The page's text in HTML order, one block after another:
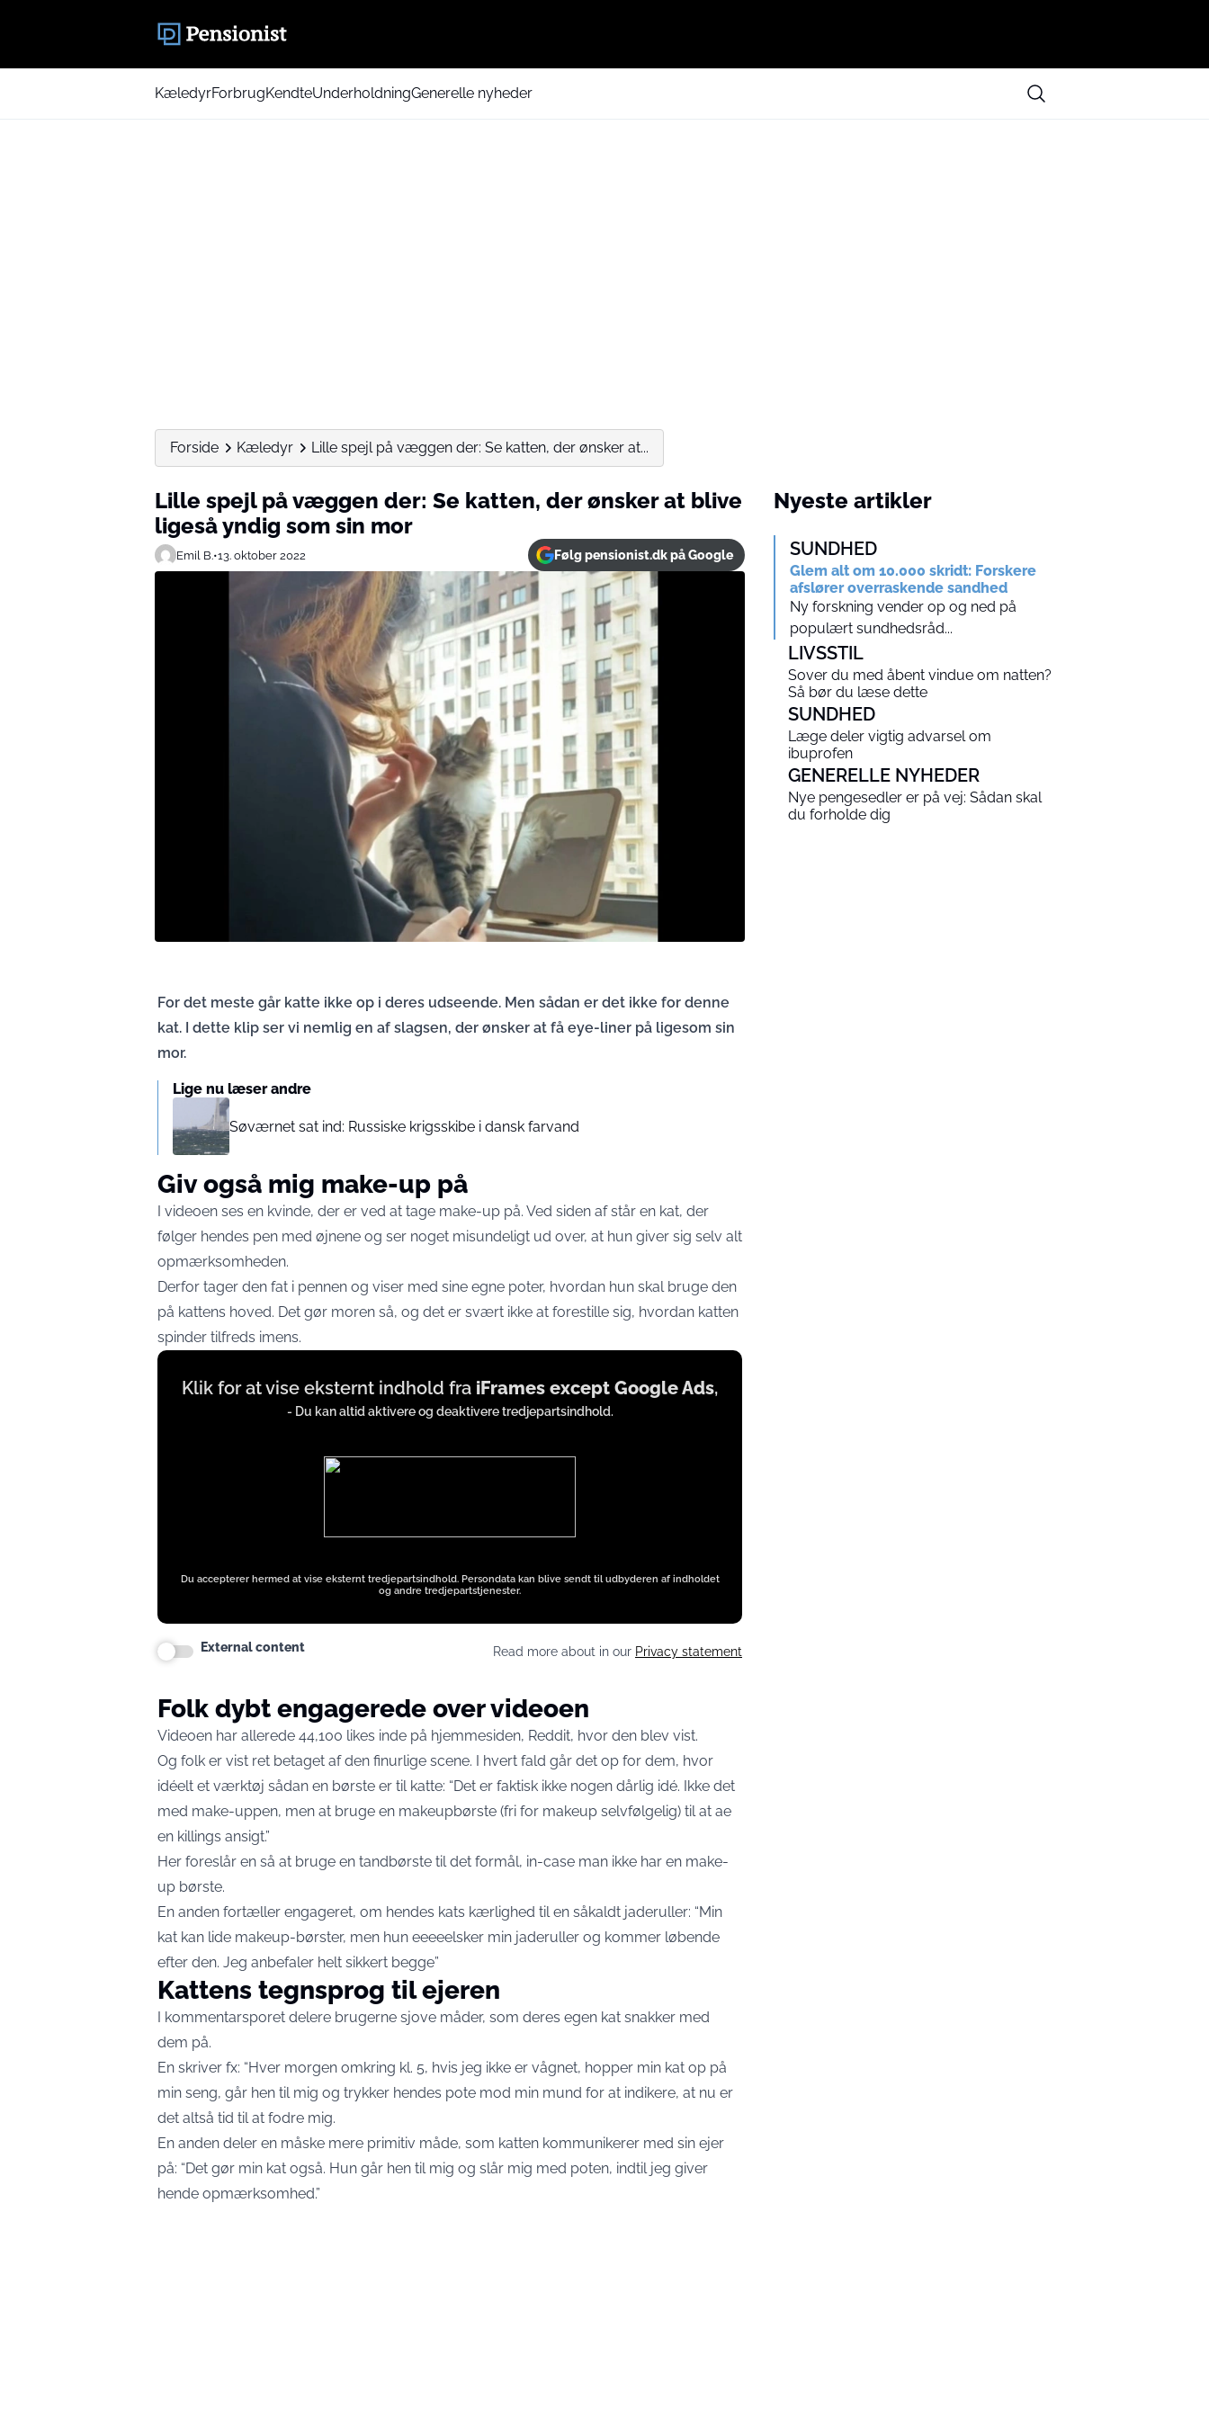
KæledyrForbrugKendteUnderholdningGenerelle nyheder
Forside Kæledyr Lille spejl på væggen der: Se katten, der ønsker at...
Lille spejl på væggen der: Se katten, der ønsker at blive
ligeså yndig som sin mor
Emil B.•13. oktober 2022 Følg pensionist.dk på Google
For det meste går katte ikke op i deres udseende. Men sådan er det ikke for denne
kat. I dette klip ser vi nemlig en af slagsen, der ønsker at få eye-liner på ligesom sin
mor.
Lige nu læser andre
Søværnet sat ind: Russiske krigsskibe i dansk farvand
Giv også mig make-up på
I videoen ses en kvinde, der er ved at tage make-up på. Ved siden af står en kat, der
følger hendes pen med øjnene og ser noget misundeligt ud over, at hun giver sig selv alt
opmærksomheden.
Derfor tager den fat i pennen og viser med sine egne poter, hvordan hun skal bruge den
på kattens hoved. Det gør moren så, og det er svært ikke at forestille sig, hvordan katten
spinder tilfreds imens.
Display
contentKlik for at vise eksternt indhold fra iFrames except Google Ads,
- Du kan altid aktivere og deaktivere tredjepartsindhold.
Du accepterer hermed at vise eksternt tredjepartsindhold. Persondata kan blive sendt til udbyderen af indholdet
og andre tredjepartstjenester.
External content Read more about in our Privacy statement
Folk dybt engagerede over videoen
Videoen har allerede 44,100 likes inde på hjemmesiden, Reddit, hvor den blev vist.
Og folk er vist ret betaget af den finurlige scene. I hvert fald går det op for dem, hvor
idéelt et værktøj sådan en børste er til katte: “Det er faktisk ikke nogen dårlig idé. Ikke det
med make-uppen, men at bruge en makeupbørste (fri for makeup selvfølgelig) til at ae
en killings ansigt.”
Her foreslår en så at bruge en tandbørste til det formål, in-case man ikke har en make-
up børste.
En anden fortæller engageret, om hendes kats kærlighed til en såkaldt jaderuller: “Min
kat kan lide makeup-børster, men hun eeeeelsker min jaderuller og kommer løbende
efter den. Jeg anbefaler helt sikkert begge”
Kattens tegnsprog til ejeren
I kommentarsporet delere brugerne sjove måder, som deres egen kat snakker med
dem på.
En skriver fx: “Hver morgen omkring kl. 5, hvis jeg ikke er vågnet, hopper min kat op på
min seng, går hen til mig og trykker hendes pote mod min mund for at indikere, at nu er
det altså tid til at fodre mig.
En anden deler en måske mere primitiv måde, som katten kommunikerer med sin ejer
på: “Det gør min kat også. Hun går hen til mig og slår mig med poten, indtil jeg giver
hende opmærksomhed.”
Nyeste artikler
SUNDHED
Glem alt om 10.000 skridt: Forskere
afslører overraskende sandhed
Ny forskning vender op og ned på
populært sundhedsråd...
LIVSSTIL
Sover du med åbent vindue om natten?
Så bør du læse dette
SUNDHED
Læge deler vigtig advarsel om
ibuprofen
GENERELLE NYHEDER
Nye pengesedler er på vej: Sådan skal
du forholde dig